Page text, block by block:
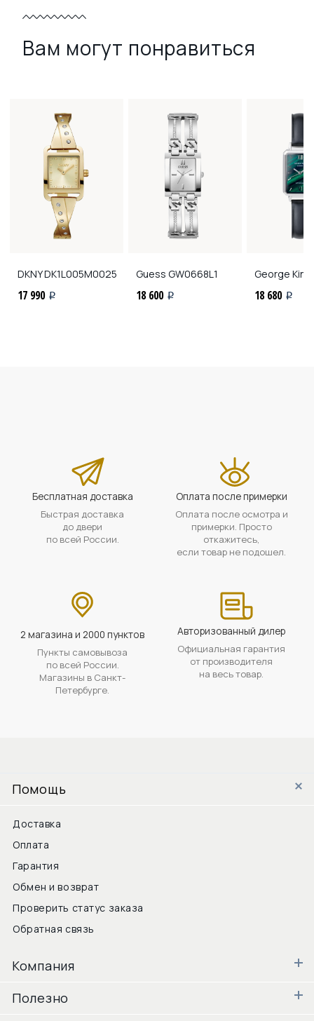
Вам могут понравиться
DKNYDK1L005M0025
17 990 i
Guess GW0668L1
18 600 i
George Kini
18 680 i
Бесплатная доставка
Быстрая доставка
до двери
по всей России.
Оплата после примерки
Оплата после осмотра и
примерки. Просто
откажитесь,
если товар не подошел.
2 магазина и 2000 пунктов
Пункты самовывоза
по всей России.
Магазины в Санкт-
Петербурге.
Авторизованный дилер
Официальная гарантия
от производителя
на весь товар.
Помощь
Доставка
Оплата
Гарантия
Обмен и возврат
Проверить статус заказа
Обратная связь
Компания
Полезно